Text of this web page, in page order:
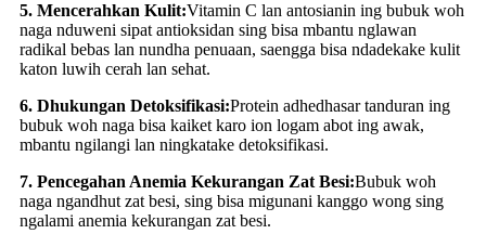
5. Mencerahkan Kulit:Vitamin C lan antosianin ing bubuk woh
naga nduweni sipat antioksidan sing bisa mbantu nglawan
radikal bebas lan nundha penuaan, saengga bisa ndadekake kulit
katon luwih cerah lan sehat.
6. Dhukungan Detoksifikasi:Protein adhedhasar tanduran ing
bubuk woh naga bisa kaiket karo ion logam abot ing awak,
mbantu ngilangi lan ningkatake detoksifikasi.
7. Pencegahan Anemia Kekurangan Zat Besi:Bubuk woh
naga ngandhut zat besi, sing bisa migunani kanggo wong sing
ngalami anemia kekurangan zat besi.